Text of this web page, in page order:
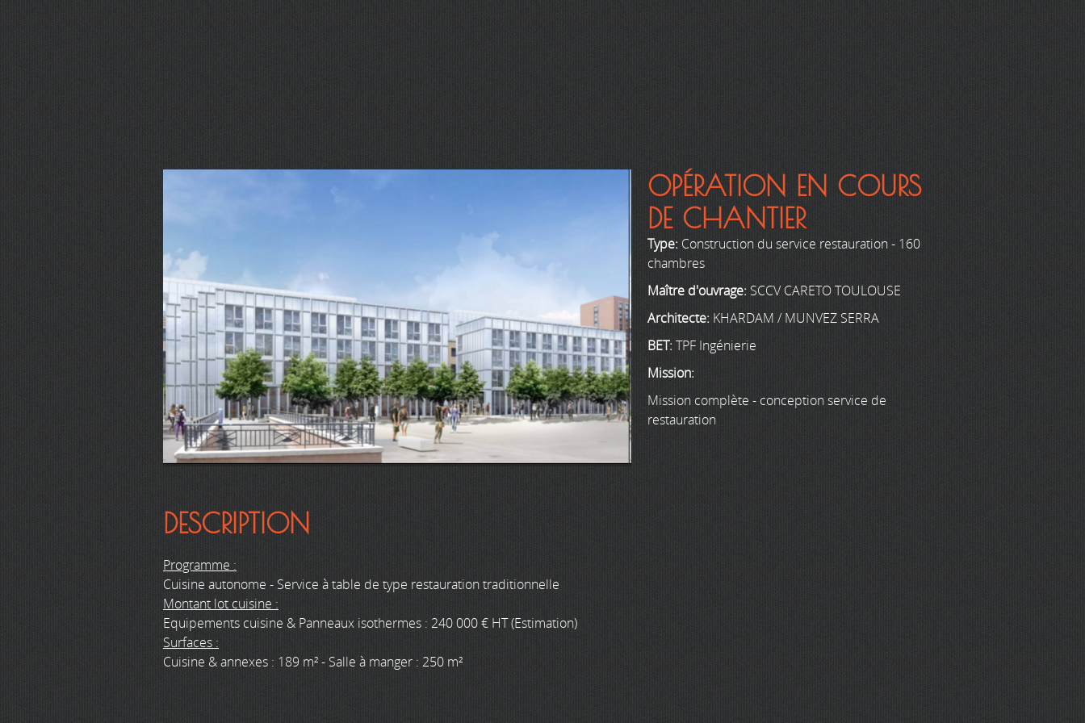
OPÉRATION EN COURS
DE CHANTIER
Type: Construction du service restauration - 160
chambres
Maître d'ouvrage: SCCV CARETO TOULOUSE
Architecte: KHARDAM / MUNVEZ SERRA
BET:TPF Ingénierie
Mission:
Mission complète - conception service de
restauration
DESCRIPTION
Programme :
Cuisine autonome - Service à table de type restauration traditionnelle
Montant lot cuisine :
Equipements cuisine & Panneaux isothermes : 240 000 € HT (Estimation)
Surfaces :
Cuisine & annexes : 189 m² - Salle à manger : 250 m²